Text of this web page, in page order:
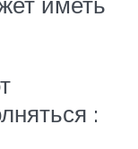
: